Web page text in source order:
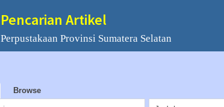
Pencarian Artikel
Perpustakaan Provinsi Sumatera Selatan
Browse